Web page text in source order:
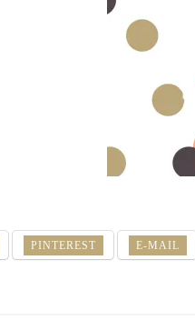
PINTEREST E-MAIL